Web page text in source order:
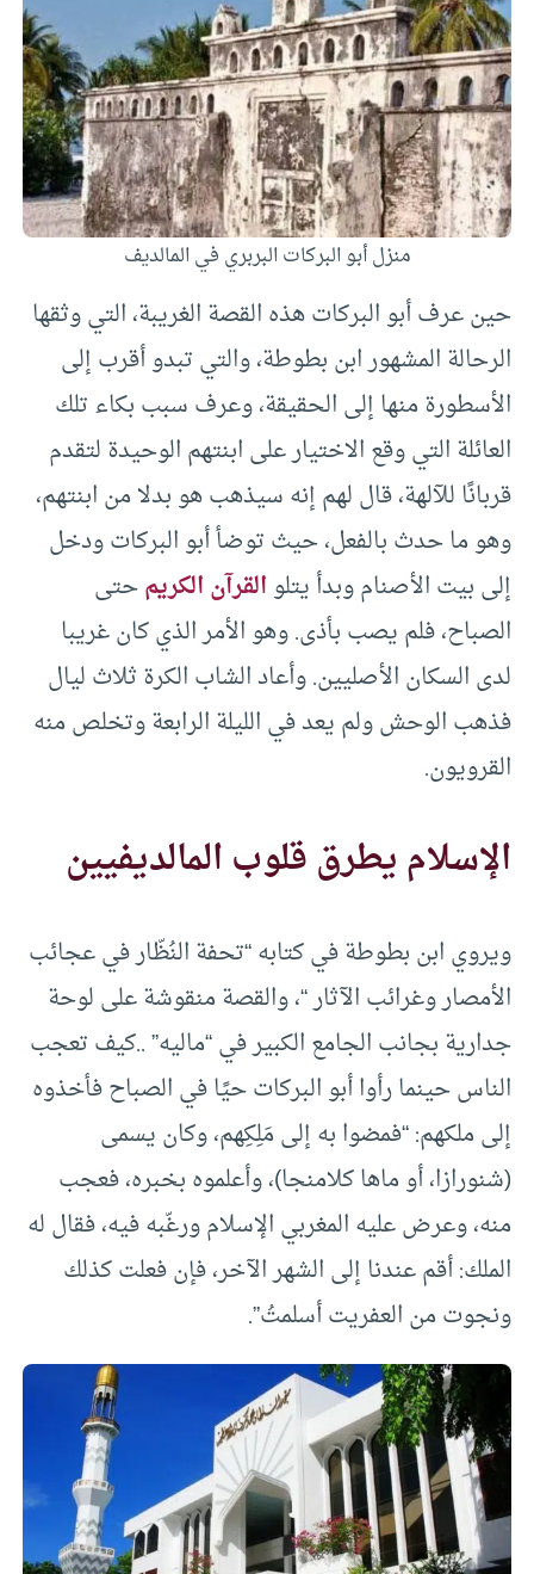
منزل أبو البركات البربري في المالديف
حين عرف أبو البركات هذه القصة الغريبة، التي وثقها
الرحالة المشهور ابن بطوطة، والتي تبدو أقرب إلى
الأسطورة منها إلى الحقيقة، وعرف سبب بكاء تلك
العائلة التي وقع الاختيار على ابنتهم الوحيدة لتقدم
قربانًا للآلهة، قال لهم إنه سيذهب هو بدلا من ابنتهم،
وهو ما حدث بالفعل، حيث توضأ أبو البركات ودخل
إلى بيت الأصنام وبدأ يتلوالقرآن الكريمحتى
الصباح، فلم يصب بأذى. وهو الأمر الذي كان غريبا
لدى السكان الأصليين. وأعاد الشاب الكرة ثلاث ليال
فذهب الوحش ولم يعد في الليلة الرابعة وتخلص منه
القرويون.
الإسلام يطرق قلوب المالديفيين
ويروي ابن بطوطة في كتابه “تحفة النُظّار في عجائب
الأمصار وغرائب الآثار “، والقصة منقوشة على لوحة
جدارية بجانب الجامع الكبير في “ماليه” ..كيف تعجب
الناس حينما رأوا أبو البركات حيًا في الصباح فأخذوه
إلى ملكهم: “فمضوا به إلى مَلِكِهم، وكان يسمى
(شنورازا، أو ماها كلامنجا)، وأعلموه بخبره، فعجب
منه، وعرض عليه المغربي الإسلام ورغّبه فيه، فقال له
الملك: أقم عندنا إلى الشهر الآخر، فإن فعلت كذلك
ونجوت من العفريت أسلمتُ”.